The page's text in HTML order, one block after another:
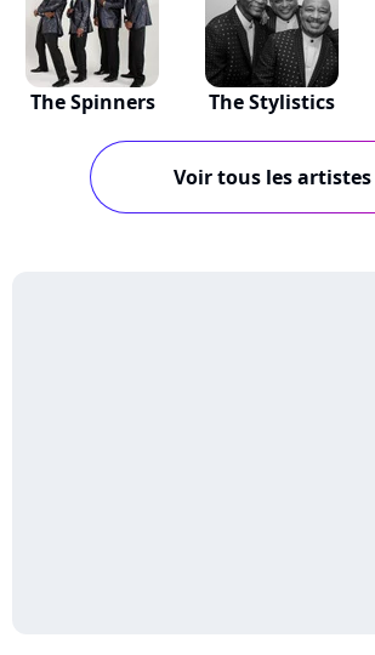
The Spinners The Stylistics
Voir tous les artistes